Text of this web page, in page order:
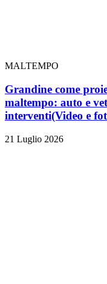
MALTEMPO
Grandine come
maltempo: auto e
interventi(Video e
21 Luglio 2026